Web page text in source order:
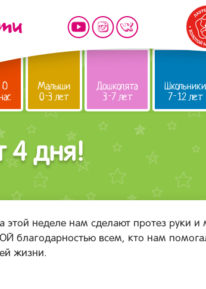
О Малыши
0-3 лет
Дошколята
3-7 лет
Школьники
7-12 лет
4 дня!
этой неделе нам сделают протез руки
благодарностью всем, кто нам
жизни.